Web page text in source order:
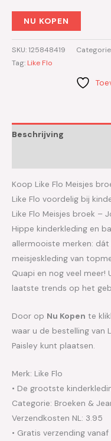
NU KOPEN
SKU:125848419
Tag: Like Flo
Beschrijving
Koop Like Flo Meisjes
Like Flo voordelig bij
Like Flo Meisjes broek –
Hippe kinderkleding en
allermooiste merken: dát
meisjeskleding van
Quapi en nog veel
laatste trends op het
Door op Nu Kopen te
waar u de bestelling van
Paisley kunt plaatsen.
Merk: Like Flo
• De grootste
Categorie: Broeken &
Verzendkosten NL: 3.95
• Gratis verzending